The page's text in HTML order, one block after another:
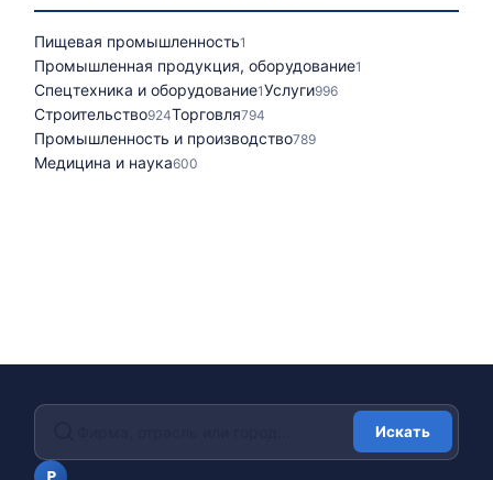
Пищевая промышленность1
Промышленная продукция, оборудование1
Спецтехника и оборудование1Услуги996
Строительство924Торговля794
Промышленность и производство789
Медицина и наука600
P
Искать